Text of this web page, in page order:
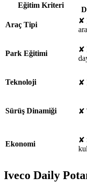
Eğitim Kriteri
Araç Tipi
✘
Park Eğitimi ✘
Teknoloji
✘
Sürüş Dinamiği ✘
Ekonomi ✘
Iveco Daily